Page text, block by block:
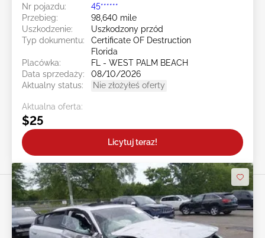
Nr pojazdu:
45******
Przebieg:
98,640 mile
Uszkodzenie:
Uszkodzony przód
Typ dokumentu:
Certificate OF Destruction
Florida
Placówka:
FL - WEST PALM BEACH
Data sprzedaży:
08/10/2026
Aktualny status:
Nie złożyłeś oferty
Aktualna oferta:
$25
Licytuj teraz!